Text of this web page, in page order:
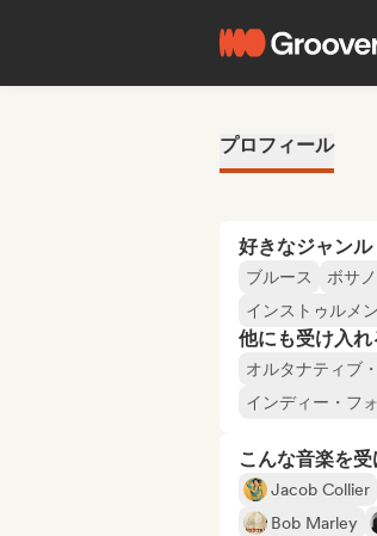
プロフィール
好きなジャンル
ブルース ボサ
インストゥルメ
他にも受け入
オルタナティブ
インディー・フ
こんな音楽を
Jacob Collier
Bob Marley